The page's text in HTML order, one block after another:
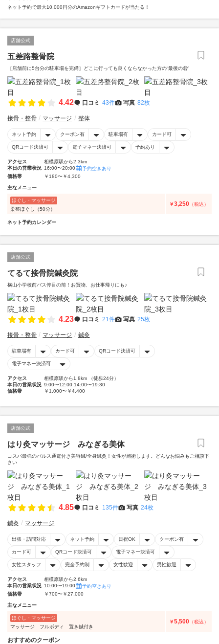
ネット予約で最大10,000円分のAmazonギフトカードが当たる！
店舗公式
五差路整骨院
［店舗前に5台分の駐車場を完備］どこに行っても良くならなかった方の“最後の砦”
4.42 口コミ 43件 写真 82枚
接骨・整骨 マッサージ 整体
ネット予約 クーポン有 駐車場有 カード可
QRコード決済可 電子マネー決済可 予約あり
アクセス
相模原駅から2.3km
本日の営業状況 16:00〜20:00
予約空きあり
価格帯
￥180〜￥4,300
主なメニュー
ほぐし・マッサージ
柔整ほぐし（50分）
￥3,250 （税込）
ネット予約カレンダー
店舗公式
てるて接骨院鍼灸院
横山小学校前バス停目の前！お買物、お仕事帰りにも♪
4.23 口コミ 21件 写真 25枚
接骨・整骨 マッサージ 鍼灸
駐車場有 カード可 QRコード決済可
電子マネー決済可
アクセス
相模原駅から1.8km （徒歩24分）
本日の営業状況 9:00〜12:00 14:00〜19:30
価格帯
￥1,000〜￥4,400
店舗公式
はり灸マッサージ みなぎる美体
コスパ最強のパルス通電付き美容鍼/全身鍼灸！女性が施術します。どんなお悩みもご相談下
さい
4.85 口コミ 135件 写真 24枚
鍼灸 マッサージ
出張・訪問対応 ネット予約 日祝OK クーポン有
カード可 QRコード決済可 電子マネー決済可
女性スタッフ 完全予約制 女性歓迎 男性歓迎
アクセス
相模原駅から2.6km
本日の営業状況 10:00〜19:00
予約空きあり
価格帯
￥700〜￥27,000
主なメニュー
ほぐし・マッサージ
マッサージ フルボディ 置き鍼付き
￥5,500 （税込）
おすすめのクーポン